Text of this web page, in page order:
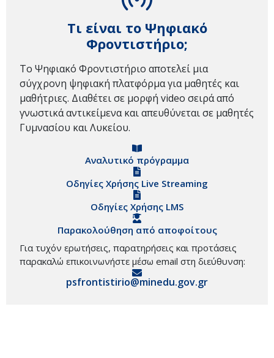
Τι είναι το Ψηφιακό
Φροντιστήριο;
Το Ψηφιακό Φροντιστήριο αποτελεί μια
σύγχρονη ψηφιακή πλατφόρμα για μαθητές και
μαθήτριες. Διαθέτει σε μορφή video σειρά από
γνωστικά αντικείμενα και απευθύνεται σε μαθητές
Γυμνασίου και Λυκείου.
Αναλυτικό πρόγραμμα
Οδηγίες Χρήσης Live Streaming
Οδηγίες Χρήσης LMS
Παρακολούθηση από αποφοίτους
Για τυχόν ερωτήσεις, παρατηρήσεις και προτάσεις
παρακαλώ επικοινωνήστε μέσω email στη διεύθυνση:
psfrontistirio@minedu.gov.gr